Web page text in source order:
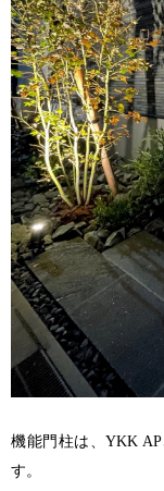
機能門柱は、YKK AP
す。